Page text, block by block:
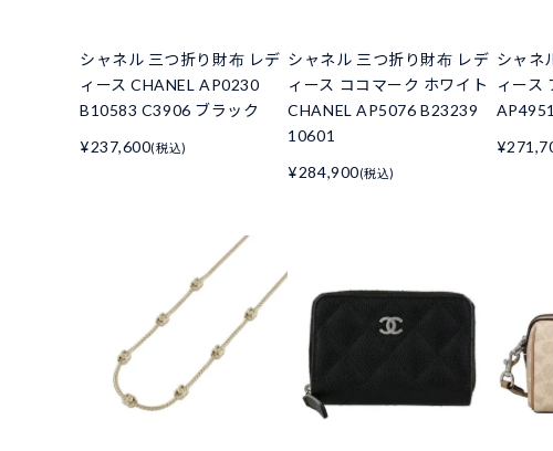
シャネル 三つ折り財布 レデ
ィース CHANEL AP0230
B10583 C3906 ブラック
¥237,600(税込)
シャネル 三つ折り財布 レデ
ィース ココマーク ホワイト
CHANEL AP5076 B23239
10601
¥284,900(税込)
シャネ
ィース